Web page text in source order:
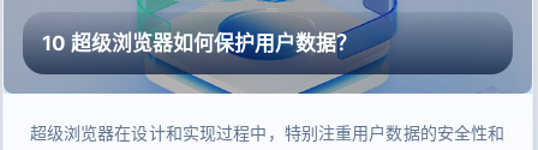
10 超级浏览器如何保护用户数据？
超级浏览器在设计和实现过程中，特别注重用户数据的安全性和